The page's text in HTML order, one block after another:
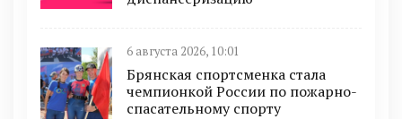
6 августа 2026, 10:01
Брянская спортсменка стала
чемпионкой России по пожарно-
спасательному спорту